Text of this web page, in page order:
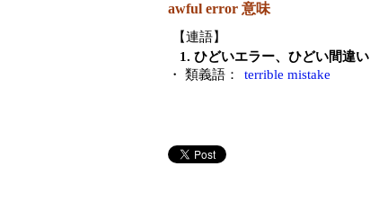
awful error 意味
【連語】
1. ひどいエラー、ひどい間違い
・ 類義語：
terrible mistake